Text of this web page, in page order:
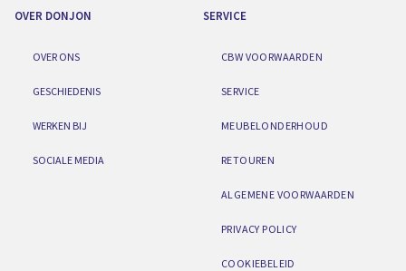
OVER DONJON
OVER ONS
GESCHIEDENIS
WERKEN BIJ
SOCIALE MEDIA
SERVICE
CBW VOORWAARDEN
SERVICE
MEUBELONDERHOUD
RETOUREN
ALGEMENE VOORWAARDEN
PRIVACY POLICY
COOKIEBELEID